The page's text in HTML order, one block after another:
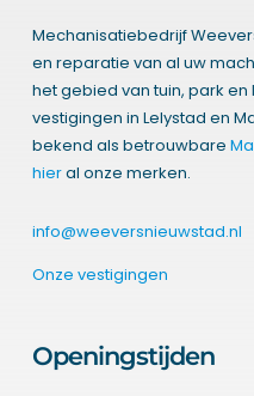
Mechanisatiebedrijf
en reparatie van al uw
het gebied van tuin, park
vestigingen in Lelystad en
bekend als betrouwbare
hieral onze merken.
info@weeversnieuwstad.nl
Onze vestigingen
Openingstijden